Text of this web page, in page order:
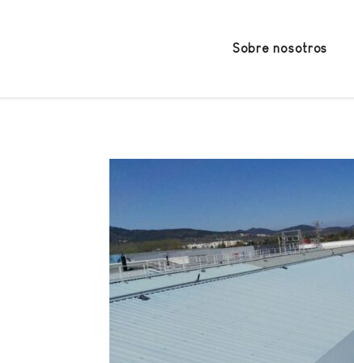
Sobre nosotros